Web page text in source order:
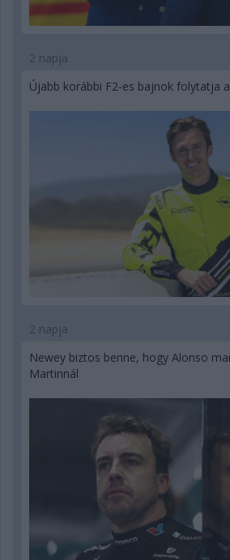
2 napja
Újabb korábbi F2-es bajnok folytatja
2 napja
Newey biztos benne, hogy Alonso
Martinnál